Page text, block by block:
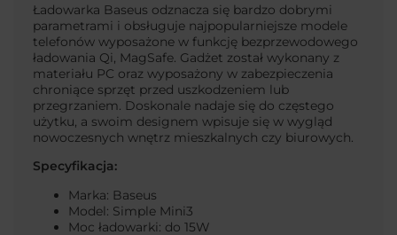
Ładowarka Baseus odznacza się bardzo dobrymi
parametrami i obsługuje najpopularniejsze modele
telefonów wyposażone w funkcję bezprzewodowego
ładowania Qi, MagSafe. Gadżet został wykonany z
materiału PC oraz wyposażony w zabezpieczenia
chroniące sprzęt przed uszkodzeniem lub
przegrzaniem. Doskonale nadaje się do częstego
użytku, a swoim designem wpisuje się w wygląd
nowoczesnych wnętrz mieszkalnych czy biurowych.
Specyfikacja:
Marka: Baseus
Model: Simple Mini3
Moc ładowarki: do 15W